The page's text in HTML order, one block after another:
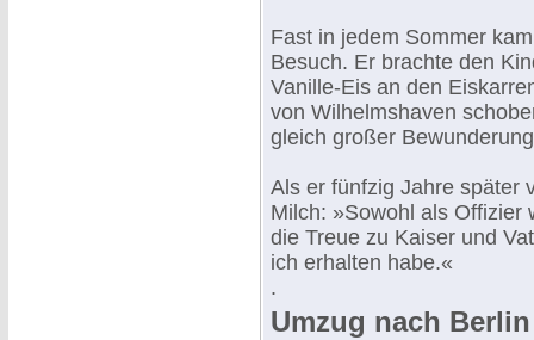
Fast in jedem Sommer
Besuch. Er brachte den
Vanille-Eis an den
von Wilhelmshaven
gleich großer
Als er fünfzig Jahre später
Milch: »Sowohl als Offizier
die Treue zu Kaiser und
ich erhalten habe.«
.
Umzug nach Berlin